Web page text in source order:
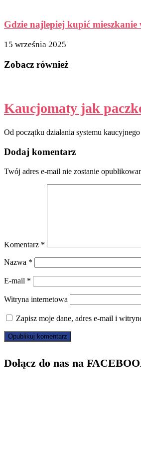
Gdzie najlepiej kupić mieszkanie
15 września 2025
Zobacz również
Kaucjomaty jak
Od początku działania systemu
Dodaj komentarz
Twój adres e-mail nie zostanie
Komentarz *
Nazwa *
E-mail *
Witryna internetowa
Zapisz moje dane, adres e-mail i
Dołącz do nas na